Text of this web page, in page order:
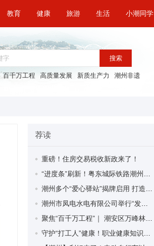
教育 健康 旅游 生活 小潮同学
搜索
百千万工程 高质量发展 新质生产力 潮州非遗
荐读
重磅！住房交易税收新政来了！